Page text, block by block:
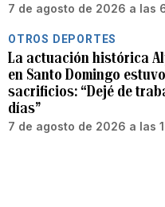
7 de agosto de 2026 a las
OTROS DEPORTES
La actuación histórica
en Santo Domingo
sacrificios: “Dejé de
días”
7 de agosto de 2026 a las